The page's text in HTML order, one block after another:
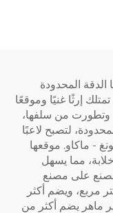
الدقة المحدودة
إرثًا غنيًا وموقعًا
في الصناعة. تأسست في عام 2006، وتطورت من سلفها،
لتصبح لاعبًا
- ماكاو. موقعها
مما يسهل
على مصنع
يغطي مساحة تزيد عن 20,000 متر مربع، ويضم أكثر
ماهر يضم أكثر من